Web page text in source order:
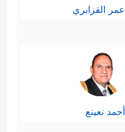
عمر القزابري
أحمد نعينع